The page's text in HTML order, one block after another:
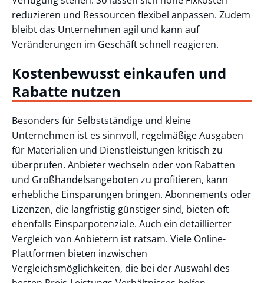
reduzieren und Ressourcen flexibel anpassen. Zudem
bleibt das Unternehmen agil und kann auf
Veränderungen im Geschäft schnell reagieren.
Kostenbewusst einkaufen und
Rabatte nutzen
Besonders für Selbstständige und kleine
Unternehmen ist es sinnvoll, regelmäßige Ausgaben
für Materialien und Dienstleistungen kritisch zu
überprüfen. Anbieter wechseln oder von Rabatten
und Großhandelsangeboten zu profitieren, kann
erhebliche Einsparungen bringen. Abonnements oder
Lizenzen, die langfristig günstiger sind, bieten oft
ebenfalls Einsparpotenziale. Auch ein detaillierter
Vergleich von Anbietern ist ratsam. Viele Online-
Plattformen bieten inzwischen
Vergleichsmöglichkeiten, die bei der Auswahl des